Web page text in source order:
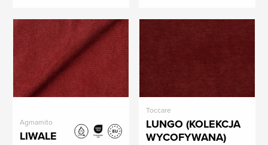
Agmamito
LIWALE
Toccare
LUNGO (KOLEKCJA
WYCOFYWANA)